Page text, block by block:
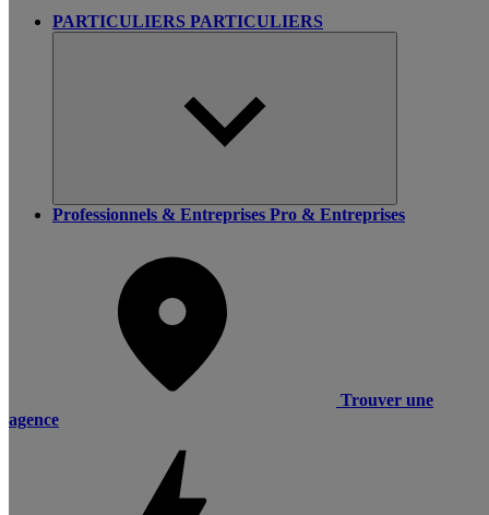
PARTICULIERS PARTICULIERS
Professionnels & Entreprises Pro & Entreprises
Trouver une
agence